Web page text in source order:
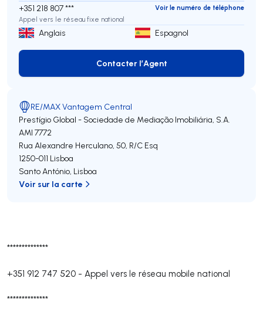
**************
+351 912 747 520 - Appel vers le réseau mobile national
**************
+351 218 807 ***
Voir le numéro de téléphone
Appel vers le réseau fixe national
Anglais Espagnol
Contacter l’Agent
Contacter l’Agent
RE/MAX Vantagem Central
Prestígio Global - Sociedade de Mediação Imobiliária, S.A.
AMI 7772
Rua Alexandre Herculano, 50, R/C Esq
1250-011 Lisboa
Santo António, Lisboa
Voir sur la carte